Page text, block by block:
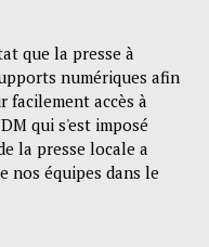
que la presse à
numériques afin
facilement accès à
qui s'est imposé
la presse locale a
nos équipes dans le